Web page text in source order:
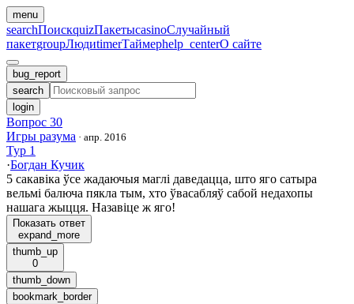
menu
searchПоискquizПакетыcasinoСлучайный
пакетgroupЛюдиtimerТаймерhelp_centerО сайте
bug_report
search
login
Вопрос 30
Игры разума · апр. 2016
Тур 1
·Богдан Кучик
5 сакавіка ўсе жадаючыя маглі даведацца, што яго сатыра
вельмі балюча пякла тым, хто ўвасабляў сабой недахопы
нашага жыцця. Назавіце ж яго!
Показать ответ
expand_more
thumb_up
0
thumb_down
bookmark_border